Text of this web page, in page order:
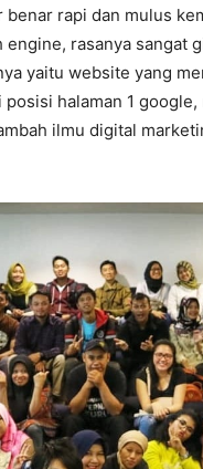
rapi dan mulus
rasanya sangat
yaitu website yang
halaman 1
ilmu digital